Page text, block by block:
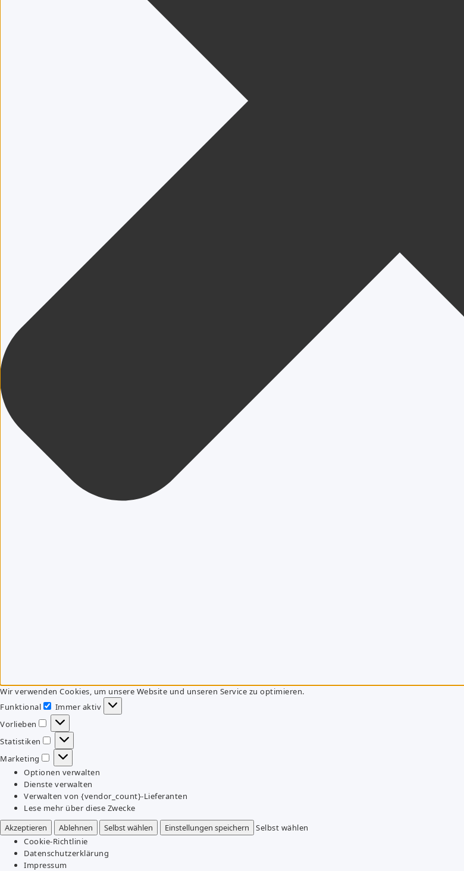
Wir verwenden Cookies, um unsere Website und unseren Service zu optimieren.
Funktional
Funktional
Immer aktiv
Vorlieben
Vorlieben
Statistiken
Statistiken
Marketing
Marketing
Optionen verwalten
Dienste verwalten
Verwalten von {vendor_count}-Lieferanten
Lese mehr über diese Zwecke
Akzeptieren
Ablehnen Selbst wählen Einstellungen speichern
Selbst wählen
Cookie-Richtlinie
Datenschutzerklärung
Impressum